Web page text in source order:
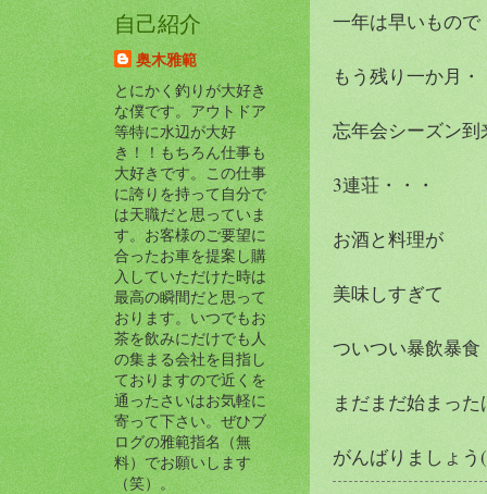
一年は早いもので
もう残り一か月・
忘年会シーズン到
3連荘・・・
お酒と料理が
美味しすぎて
ついつい暴飲暴食
まだまだ始まった
がんばりましょう
自己紹介
奥木雅範
とにかく釣りが大好き
な僕です。アウトドア
等特に水辺が大好
き！！もちろん仕事も
大好きです。この仕事
に誇りを持って自分で
は天職だと思っていま
す。お客様のご要望に
合ったお車を提案し購
入していただけた時は
最高の瞬間だと思って
おります。いつでもお
茶を飲みにだけでも人
の集まる会社を目指し
ておりますので近くを
通ったさいはお気軽に
寄って下さい。ぜひブ
ログの雅範指名（無
料）でお願いします
（笑）。